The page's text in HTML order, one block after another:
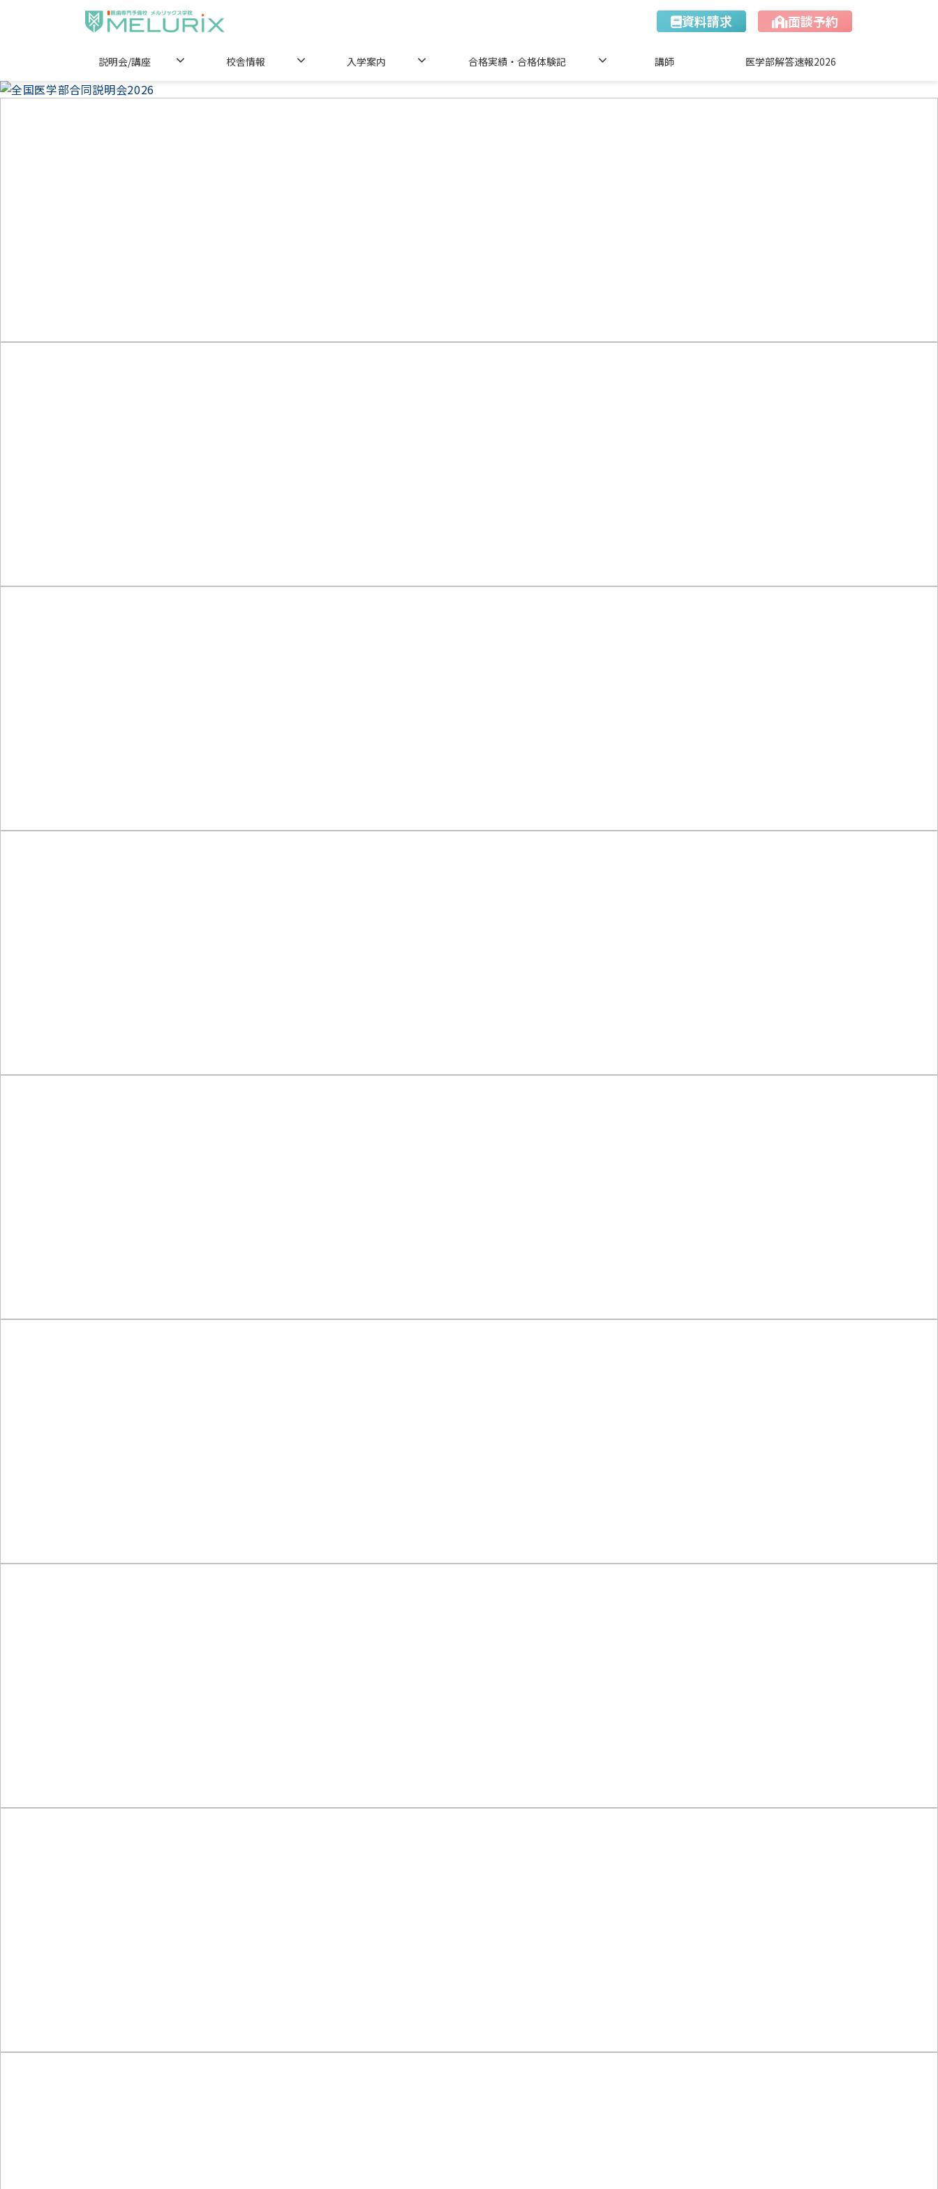
資料請求 面談予約
説明会/講座 校舎情報 入学案内 合格実績・合格体験記 講師 医学部解答速報2026